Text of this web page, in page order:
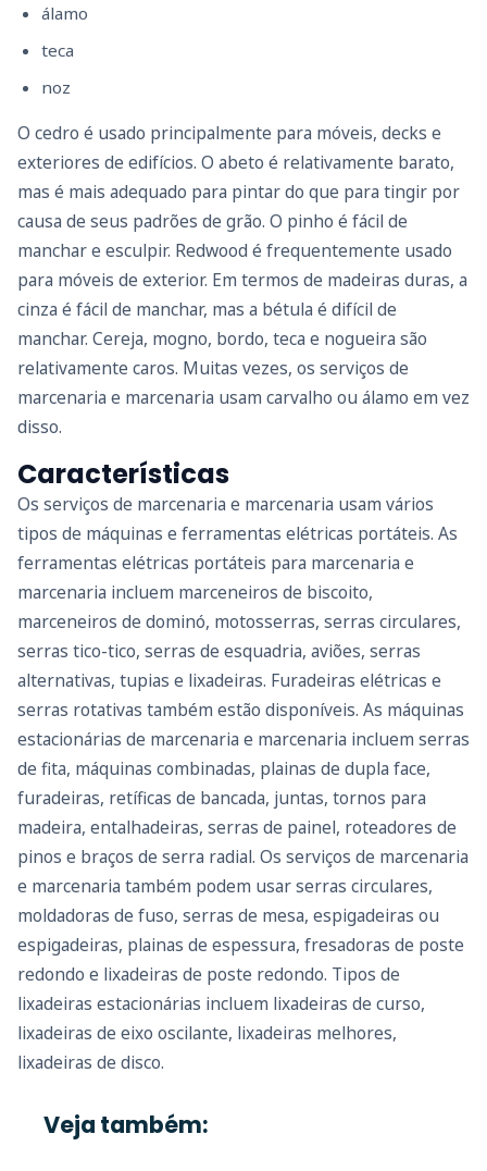
álamo
teca
noz
O cedro é usado principalmente para móveis, decks e
exteriores de edifícios. O abeto é relativamente barato,
mas é mais adequado para pintar do que para tingir por
causa de seus padrões de grão. O pinho é fácil de
manchar e esculpir. Redwood é frequentemente usado
para móveis de exterior. Em termos de madeiras duras, a
cinza é fácil de manchar, mas a bétula é difícil de
manchar. Cereja, mogno, bordo, teca e nogueira são
relativamente caros. Muitas vezes, os serviços de
marcenaria e marcenaria usam carvalho ou álamo em vez
disso.
Características
Os serviços de marcenaria e marcenaria usam vários
tipos de máquinas e ferramentas elétricas portáteis. As
ferramentas elétricas portáteis para marcenaria e
marcenaria incluem marceneiros de biscoito,
marceneiros de dominó, motosserras, serras circulares,
serras tico-tico, serras de esquadria, aviões, serras
alternativas, tupias e lixadeiras. Furadeiras elétricas e
serras rotativas também estão disponíveis. As máquinas
estacionárias de marcenaria e marcenaria incluem serras
de fita, máquinas combinadas, plainas de dupla face,
furadeiras, retíficas de bancada, juntas, tornos para
madeira, entalhadeiras, serras de painel, roteadores de
pinos e braços de serra radial. Os serviços de marcenaria
e marcenaria também podem usar serras circulares,
moldadoras de fuso, serras de mesa, espigadeiras ou
espigadeiras, plainas de espessura, fresadoras de poste
redondo e lixadeiras de poste redondo. Tipos de
lixadeiras estacionárias incluem lixadeiras de curso,
lixadeiras de eixo oscilante, lixadeiras melhores,
lixadeiras de disco.
Veja também: